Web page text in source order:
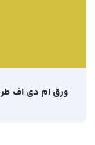
ورق ام دی اف